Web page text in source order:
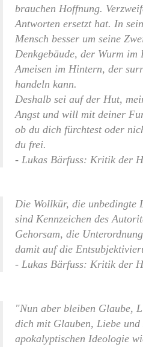
brauchen Hoffnung.
Antworten ersetzt hat. In
Mensch besser um seine
Denkgebäude, der Wurm im
Ameisen im Hintern, der
handeln kann.
Deshalb sei auf der Hut,
Angst und will mit deiner
ob du dich fürchtest oder
du frei.
- Lukas Bärfuss: Kritik der
Die Wollkür, die unbedingte
sind Kennzeichen des
Gehorsam, die
damit auf die
- Lukas Bärfuss: Kritik der
"Nun aber bleiben Glaube,
dich mit Glauben, Liebe
apokalyptischen Ideologie